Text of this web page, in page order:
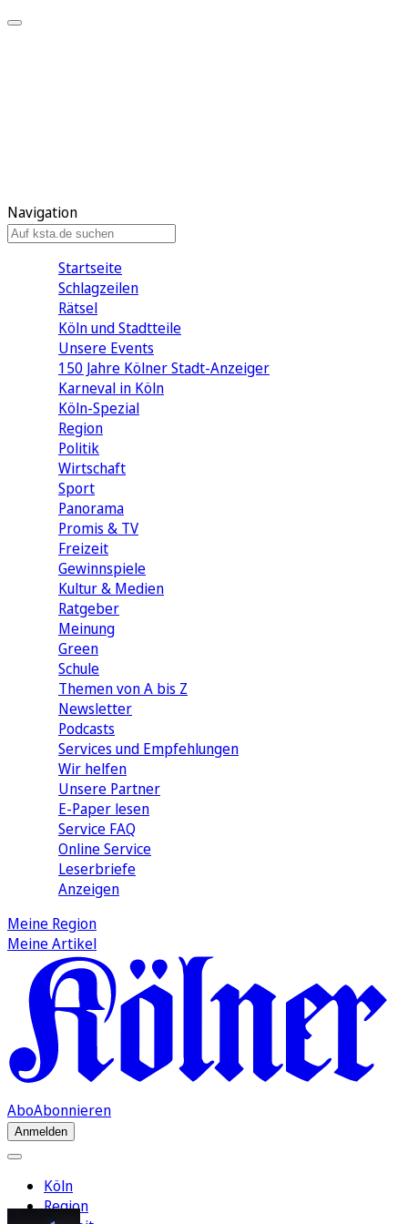
Navigation
Startseite
Schlagzeilen
Rätsel
Köln und Stadtteile
Unsere Events
150 Jahre Kölner Stadt-Anzeiger
Karneval in Köln
Köln-Spezial
Region
Politik
Wirtschaft
Sport
Panorama
Promis & TV
Freizeit
Gewinnspiele
Kultur & Medien
Ratgeber
Meinung
Green
Schule
Themen von A bis Z
Newsletter
Podcasts
Services und Empfehlungen
Wir helfen
Unsere Partner
E-Paper lesen
Service FAQ
Online Service
Leserbriefe
Anzeigen
Meine Region
Meine Artikel
AboAbonnieren
Anmelden
Köln
Region